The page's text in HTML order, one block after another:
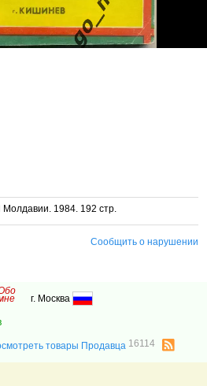
1984. 192 стр.
Сообщить о нарушении
г. Москва
товары Продавца 16114